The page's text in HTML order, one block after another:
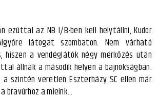
ezúttal az NB I/B-ben kell helytállni, Kudor
látogat szombaton. Nem várható
hiszen a vendéglátók négy mérkőzés után
állnak a második helyen a bajnokságban.
szintén veretlen Eszterházy SC ellen már
bravúrhoz a mieink…